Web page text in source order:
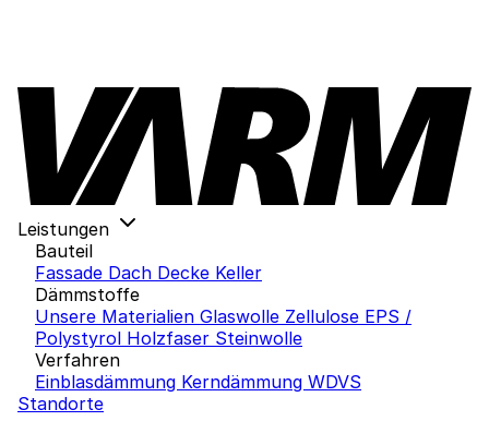
Leistungen
Bauteil
Fassade Dach Decke Keller
Dämmstoffe
Unsere Materialien Glaswolle Zellulose EPS /
Polystyrol Holzfaser Steinwolle
Verfahren
Einblasdämmung Kerndämmung WDVS
Standorte